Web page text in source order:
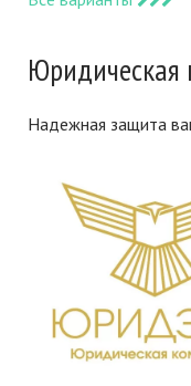
Юридическая
Надежная защита